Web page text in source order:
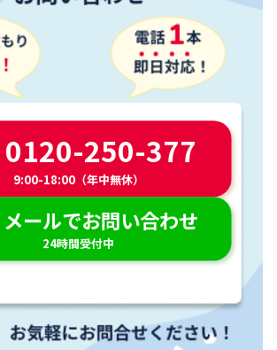
0120-250-377
9:00-18:00（年中無休）
メールでお問い合わせ
24時間受付中